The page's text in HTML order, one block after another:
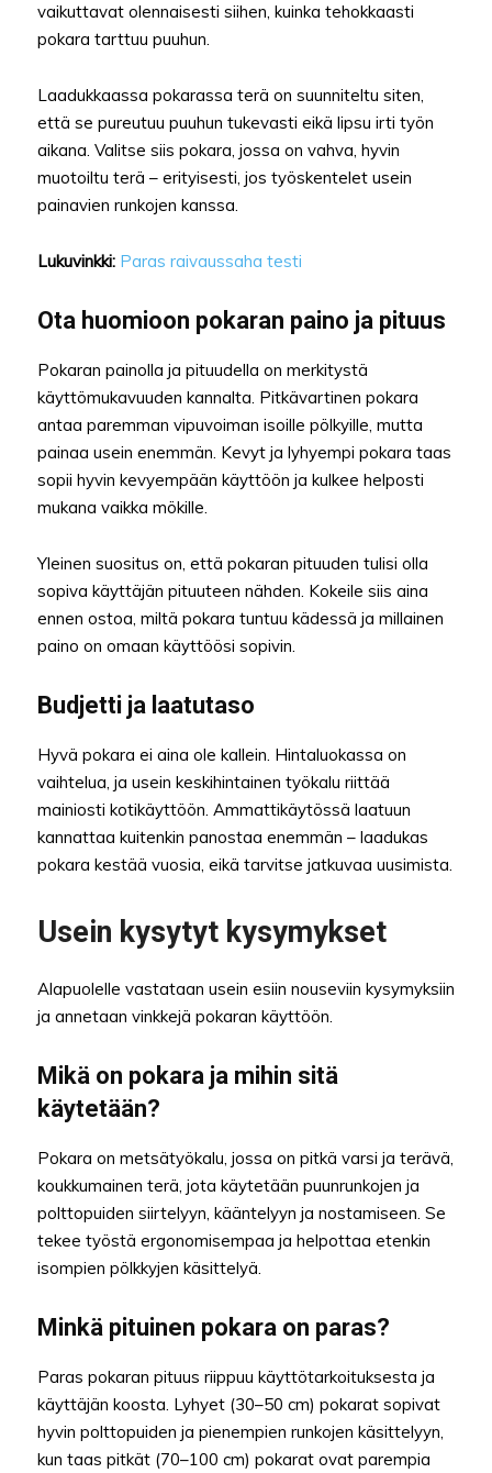
vaikuttavat olennaisesti siihen, kuinka tehokkaasti
pokara tarttuu puuhun.
Laadukkaassa pokarassa terä on suunniteltu siten,
että se pureutuu puuhun tukevasti eikä lipsu irti työn
aikana. Valitse siis pokara, jossa on vahva, hyvin
muotoiltu terä – erityisesti, jos työskentelet usein
painavien runkojen kanssa.
Lukuvinkki: Paras raivaussaha testi
Ota huomioon pokaran paino ja pituus
Pokaran painolla ja pituudella on merkitystä
käyttömukavuuden kannalta. Pitkävartinen pokara
antaa paremman vipuvoiman isoille pölkyille, mutta
painaa usein enemmän. Kevyt ja lyhyempi pokara taas
sopii hyvin kevyempään käyttöön ja kulkee helposti
mukana vaikka mökille.
Yleinen suositus on, että pokaran pituuden tulisi olla
sopiva käyttäjän pituuteen nähden. Kokeile siis aina
ennen ostoa, miltä pokara tuntuu kädessä ja millainen
paino on omaan käyttöösi sopivin.
Budjetti ja laatutaso
Hyvä pokara ei aina ole kallein. Hintaluokassa on
vaihtelua, ja usein keskihintainen työkalu riittää
mainiosti kotikäyttöön. Ammattikäytössä laatuun
kannattaa kuitenkin panostaa enemmän – laadukas
pokara kestää vuosia, eikä tarvitse jatkuvaa uusimista.
Usein kysytyt kysymykset
Alapuolelle vastataan usein esiin nouseviin kysymyksiin
ja annetaan vinkkejä pokaran käyttöön.
Mikä on pokara ja mihin sitä
käytetään?
Pokara on metsätyökalu, jossa on pitkä varsi ja terävä,
koukkumainen terä, jota käytetään puunrunkojen ja
polttopuiden siirtelyyn, kääntelyyn ja nostamiseen. Se
tekee työstä ergonomisempaa ja helpottaa etenkin
isompien pölkkyjen käsittelyä.
Minkä pituinen pokara on paras?
Paras pokaran pituus riippuu käyttötarkoituksesta ja
käyttäjän koosta. Lyhyet (30–50 cm) pokarat sopivat
hyvin polttopuiden ja pienempien runkojen käsittelyyn,
kun taas pitkät (70–100 cm) pokarat ovat parempia